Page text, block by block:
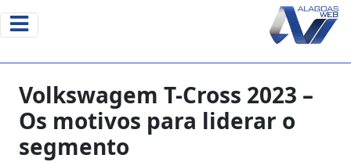
Volkswagem T-Cross 2023 –
Os motivos para liderar o
segmento